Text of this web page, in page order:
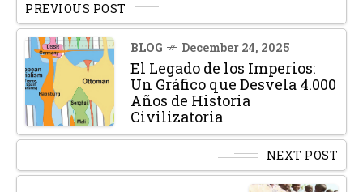
PREVIOUS POST
BLOG December 24, 2025
El Legado de los Imperios:
Un Gráfico que Desvela 4.000
Años de Historia
Civilizatoria
NEXT POST